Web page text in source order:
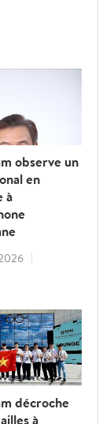
observe un
en
à
décroche
à